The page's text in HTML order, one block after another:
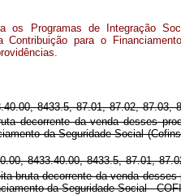
os Programas de Integração
para o
8433.5, 87.01, 87.02, 87.03,
decorrente da venda desses
da Seguridade Social
8433.40.00, 8433.5, 87.01,
bruta decorrente da venda
da Seguridade Social -